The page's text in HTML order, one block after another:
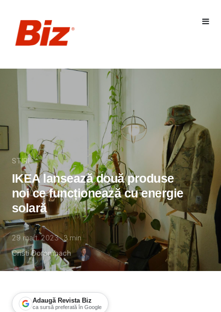
STIRI
IKEA lansează două produse
noi ce funcționează cu energie
solară
29 mart. 2023 3 min
Cristi Dorombach
Adaugă Revista Biz
ca sursă preferată în Google